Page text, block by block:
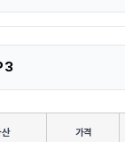
3
가격